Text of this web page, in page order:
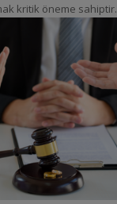
kritik öneme sahiptir.